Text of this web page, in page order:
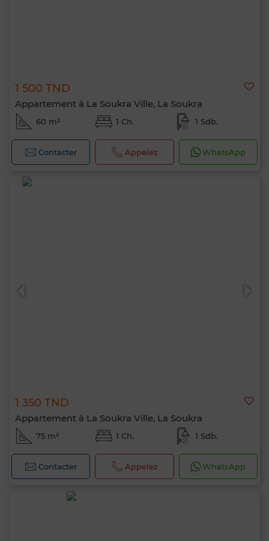
1 500 TND
Appartement à La Soukra Ville, La Soukra
60 m² 1 Ch. 1 Sdb.
Contacter Appelez WhatsApp
1 350 TND
Appartement à La Soukra Ville, La Soukra
75 m² 1 Ch. 1 Sdb.
Contacter Appelez WhatsApp